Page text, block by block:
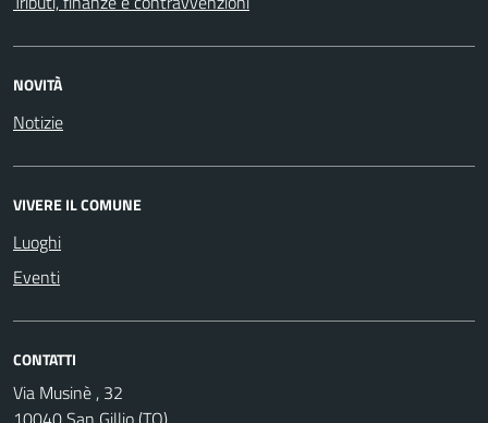
NOVITÀ
Notizie
VIVERE IL COMUNE
Luoghi
Eventi
CONTATTI
Via Musinè , 32